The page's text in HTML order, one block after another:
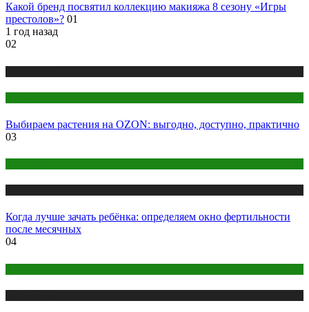
Какой бренд посвятил коллекцию макияжа 8 сезону «Игры
престолов»? 01
1 год назад
02
Выбираем растения на OZON: выгодно, доступно, практично
03
Когда лучше зачать ребёнка: определяем окно фертильности
после месячных
04